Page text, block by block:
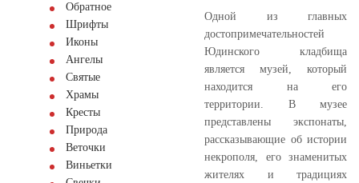
Обратное
Шрифты
Иконы
Ангелы
Святые
Храмы
Кресты
Природа
Веточки
Виньетки
Одной из главных
достопримечательностей
Юдинского кладбища
является музей, который
находится на его
территории. В музее
представлены экспонаты,
рассказывающие об истории
некрополя, его знаменитых
жителях и традициях